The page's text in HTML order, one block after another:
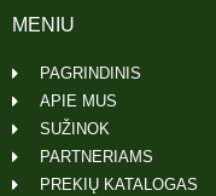
MENIU
PAGRINDINIS
APIE MUS
SUŽINOK
PARTNERIAMS
PREKIŲ KATALOGAS